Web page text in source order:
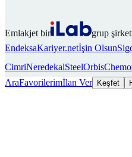
Emlakjet bir
grup
EndeksaKariyer.netİşin Olsun
CimriNeredekalSteelOrbis
AraFavorilerimİlan Ver Keşfet